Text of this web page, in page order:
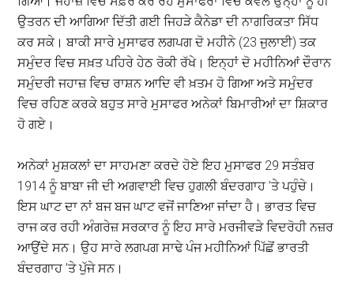
ਉਤਰਨ ਦੀ ਆਗਿਆ ਦਿੱਤੀ ਗਈ ਜਿਹੜੇ ਕੈਨੇਡਾ ਦੀ ਨਾਗਰਿਕਤਾ ਸਿੱਧ
ਕਰ ਸਕੇ। ਬਾਕੀ ਸਾਰੇ ਮੁਸਾਫਰ ਲਗਪਗ ਦੋ ਮਹੀਨੇ (23 ਜੁਲਾਈ) ਤਕ
ਸਮੁੰਦਰ ਵਿਚ ਸਖ਼ਤ ਪਹਿਰੇ ਹੇਠ ਰੋਕੀ ਰੱਖੇ। ਇਨ੍ਹਾਂ ਦੋ ਮਹੀਨਿਆਂ ਦੌਰਾਨ
ਸਮੁੰਦਰੀ ਜਹਾਜ਼ ਵਿਚ ਰਾਸ਼ਨ ਆਦਿ ਵੀ ਖ਼ਤਮ ਹੋ ਗਿਆ ਅਤੇ ਸਮੁੰਦਰ
ਵਿਚ ਰਹਿਣ ਕਰਕੇ ਬਹੁਤ ਸਾਰੇ ਮੁਸਾਫਰ ਅਨੇਕਾਂ ਬਿਮਾਰੀਆਂ ਦਾ ਸ਼ਿਕਾਰ
ਹੋ ਗਏ।
ਅਨੇਕਾਂ ਮੁਸ਼ਕਲਾਂ ਦਾ ਸਾਹਮਣਾ ਕਰਦੇ ਹੋਏ ਇਹ ਮੁਸਾਫਰ 29 ਸਤੰਬਰ
1914 ਨੂੰ ਬਾਬਾ ਜੀ ਦੀ ਅਗਵਾਈ ਵਿਚ ਹੁਗਲੀ ਬੰਦਰਗਾਹ ’ਤੇ ਪਹੁੰਚੇ।
ਇਸ ਘਾਟ ਦਾ ਨਾਂ ਬਜ ਬਜ ਘਾਟ ਵਜੋਂ ਜਾਣਿਆ ਜਾਂਦਾ ਹੈ। ਭਾਰਤ ਵਿਚ
ਰਾਜ ਕਰ ਰਹੀ ਅੰਗਰੇਜ਼ ਸਰਕਾਰ ਨੂੰ ਇਹ ਸਾਰੇ ਮਰਜੀਵੜੇ ਵਿਦਰੋਹੀ ਨਜ਼ਰ
ਆਉਂਦੇ ਸਨ। ਉਹ ਸਾਰੇ ਲਗਪਗ ਸਾਢੇ ਪੰਜ ਮਹੀਨਿਆਂ ਪਿੱਛੋਂ ਭਾਰਤੀ
ਬੰਦਰਗਾਹ ’ਤੇ ਪੁੱਜੇ ਸਨ।